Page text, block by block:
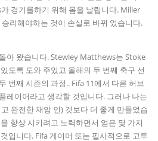
경기를하기 위해 몸을 날립니다. Miller
리해야하는 것이 손실로 바뀌 었습니다.
아 왔습니다. Stewley Matthews는 Stoke
도록 도와 주었고 올해의 두 번째 축구 선
번째 시즌의 과정.. Fifa 11에서 다른 허브
레이어라고 생각할 것입니다. 그러나 나는
완전한 재앙 인) 것보다 더 좋게 만들었습
향상 시키려고 노력하면서 얻은 몇 가지
입니다. Fifa 게이머 또는 필사적으로 고투